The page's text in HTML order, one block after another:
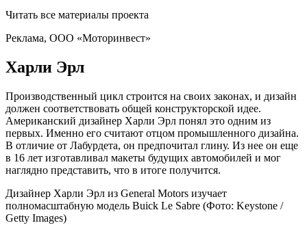
Читать все материалы проекта
Реклама, ООО «Моторинвест»
Харли Эрл
Производственный цикл строится на своих законах, и дизайн
должен соответствовать общей конструкторской идее.
Американский дизайнер Харли Эрл понял это одним из
первых. Именно его считают отцом промышленного дизайна.
В отличие от Лабурдета, он предпочитал глину. Из нее он еще
в 16 лет изготавливал макеты будущих автомобилей и мог
наглядно представить, что в итоге получится.
Дизайнер Харли Эрл из General Motors изучает
полномасштабную модель Buick Le Sabre (Фото: Keystone /
Getty Images)